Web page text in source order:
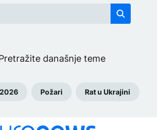
današnje teme
Požari Rat u Ukrajini